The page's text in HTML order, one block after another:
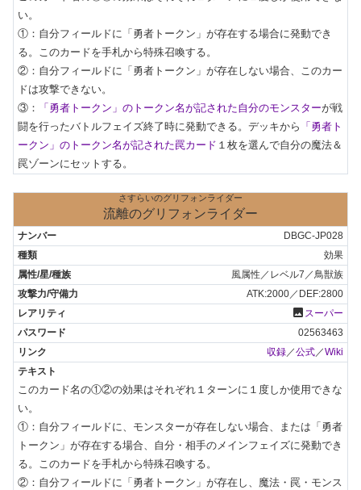
い。
①：自分フィールドに「勇者トークン」が存在する場合に発動でき
る。このカードを手札から特殊召喚する。
②：自分フィールドに「勇者トークン」が存在しない場合、このカー
ドは攻撃できない。
③：
「勇者トークン」のトークン名が記された自分のモンスターが戦
闘を行ったバトルフェイズ終了時に発動できる。デッキから 「勇者ト
ークン」のトークン名が記された罠カード １枚を選んで自分の魔法＆
罠ゾーンにセットする。
さすらいのグリフォンライダー
流離のグリフォンライダー
DBGC-JP028
効果
風属性／レベル7／鳥獣族
ATK:2000／DEF:2800
photo スーパー
02563463
収録／公式／Wiki
このカード名の①②の効果はそれぞれ１ターンに１度しか使用できな
い。
①：自分フィールドに、モンスターが存在しない場合、または「勇者
トークン」が存在する場合、自分・相手のメインフェイズに発動でき
る。このカードを手札から特殊召喚する。
②：自分フィールドに「勇者トークン」が存在し、魔法・罠・モンス